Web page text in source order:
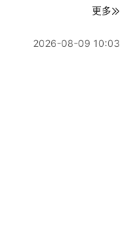
更多
2026-08-09 10:03